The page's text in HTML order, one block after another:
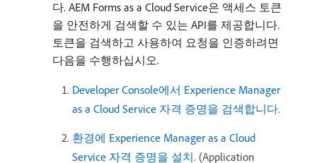
다. AEM Forms as a Cloud Service은 액세스 토큰
을 안전하게 검색할 수 있는 API를 제공합니다.
토큰을 검색하고 사용하여 요청을 인증하려면
다음을 수행하십시오.
Developer Console에서 Experience Manager
as a Cloud Service 자격 증명을 검색합니다.
환경에 Experience Manager as a Cloud
Service 자격 증명을 설치. (Application